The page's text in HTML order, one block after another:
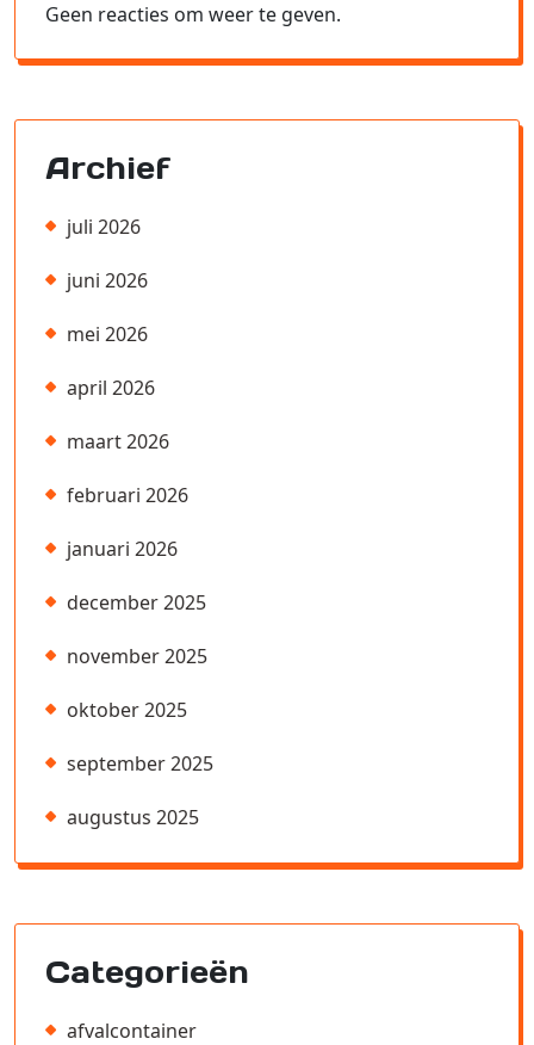
Geen reacties om weer te geven.
Archief
juli 2026
juni 2026
mei 2026
april 2026
maart 2026
februari 2026
januari 2026
december 2025
november 2025
oktober 2025
september 2025
augustus 2025
Categorieën
afvalcontainer